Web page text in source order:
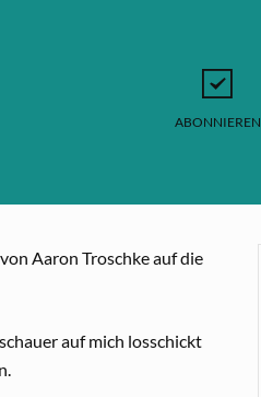
ABONNIEREN
Aaron Troschke auf die
auf mich losschickt